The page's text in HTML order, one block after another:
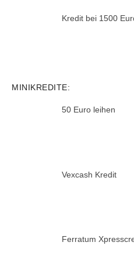
Kredit bei 1500
MINIKREDITE:
50 Euro leihen
Vexcash Kredit
Ferratum